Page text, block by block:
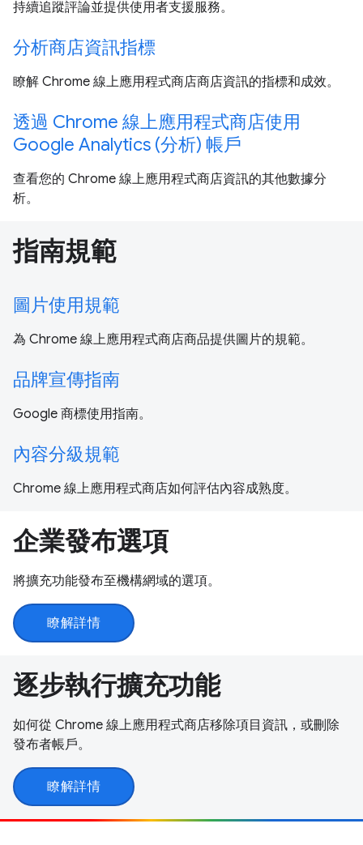
持續追蹤評論並提供使用者支援服務。
分析商店資訊指標
瞭解 Chrome 線上應用程式商店商店資訊的指標和成效。
透過 Chrome 線上應用程式商店使用
Google Analytics (分析) 帳戶
查看您的 Chrome 線上應用程式商店資訊的其他數據分
析。
指南規範
圖片使用規範
為 Chrome 線上應用程式商店商品提供圖片的規範。
品牌宣傳指南
Google 商標使用指南。
內容分級規範
Chrome 線上應用程式商店如何評估內容成熟度。
企業發布選項
將擴充功能發布至機構網域的選項。
瞭解詳情
逐步執行擴充功能
如何從 Chrome 線上應用程式商店移除項目資訊，或刪除
發布者帳戶。
瞭解詳情